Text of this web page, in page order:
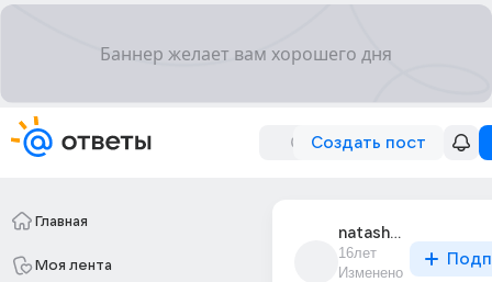
Создать пост
Главная
Моя лента
natasha_11971
16лет
Изменено